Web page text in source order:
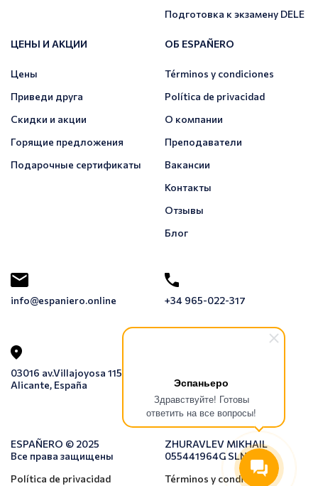
Эспаньеро
Здравствуйте! Готовы
ответить на все вопросы!
Подготовка к экзамену DELE
ЦЕНЫ И АКЦИИ
Цены
Приведи друга
Скидки и акции
Горящие предложения
Подарочные сертификаты
ОБ ESPAÑERO
Términos y condiciones
Política de privacidad
О компании
Преподаватели
Вакансии
Контакты
Отзывы
Блог
info@espaniero.online +34 965-022-317
03016 av.Villajoyosa 115 1E,
Alicante, España
ESPAÑERO © 2025
Все права защищены
ZHURAVLEV MIKHAIL
055441964G SLNE
Política de privacidad
Términos y condiciones